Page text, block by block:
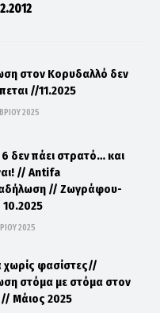
στον Κορυδαλλό δεν
//11.2025
2025
δεν πάει στρατό… και
// Antifa
// Ζωγράφου-
10.2025
2025
χωρίς φασίστες//
στόμα με στόμα στον
Μάιος 2025